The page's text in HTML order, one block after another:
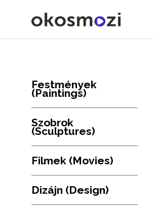
Festmények
(Paintings)
Szobrok
(Sculptures)
Filmek (Movies)
Dizájn (Design)